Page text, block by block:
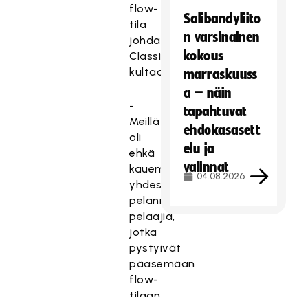
flow-
tila
johdatti
Classicin
kultaan.
-
Meillä
oli
ehkä
kauemmin
yhdessä
pelanneita
pelaajia,
jotka
pystyivät
pääsemään
flow-
Salibandyliito
n varsinainen
kokous
marraskuuss
a – näin
tapahtuvat
ehdokasasett
elu ja
valinnat
04.08.2026